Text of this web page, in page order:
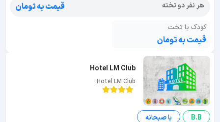
هر نفر دو تخته
قیمت به تومان
کودک با تخت
قیمت به تومان
Hotel LM Club
Hotel LM Club
B.B با صبحانه